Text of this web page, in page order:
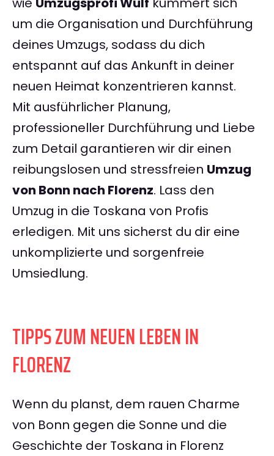
um die Organisation und Durchführung
deines Umzugs, sodass du dich
entspannt auf das Ankunft in deiner
neuen Heimat konzentrieren kannst.
Mit ausführlicher Planung,
professioneller Durchführung und Liebe
zum Detail garantieren wir dir einen
reibungslosen und stressfreien Umzug
von Bonn nach Florenz. Lass den
Umzug in die Toskana von Profis
erledigen. Mit uns sicherst du dir eine
unkomplizierte und sorgenfreie
Umsiedlung.
TIPPS ZUM NEUEN LEBEN IN
FLORENZ
Wenn du planst, dem rauen Charme
von Bonn gegen die Sonne und die
Geschichte der Toskana in Florenz